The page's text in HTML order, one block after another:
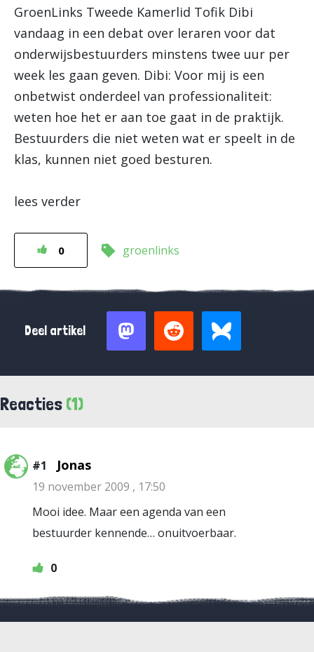
GroenLinks Tweede Kamerlid Tofik Dibi
vandaag in een debat over leraren voor dat
onderwijsbestuurders minstens twee uur per
week les gaan geven. Dibi: Voor mij is een
onbetwist onderdeel van professionaliteit:
weten hoe het er aan toe gaat in de praktijk.
Bestuurders die niet weten wat er speelt in de
klas, kunnen niet goed besturen.
lees verder
0 groenlinks
Deel artikel
Reacties (1)
#1 Jonas
19 november 2009 , 17:50
Mooi idee. Maar een agenda van een
bestuurder kennende… onuitvoerbaar.
0